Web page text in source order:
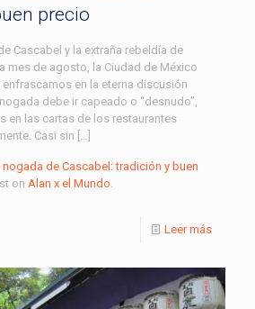
precio
Cascabel y la extraña rebeldía de
mes de agosto, la Ciudad de México
en la eterna discusión
debe ir capeado o “desnudo”,
en las cartas de los restaurantes
Casi sin […]
nogada de Cascabel: tradición y buen
on Alan x el Mundo.
Leer más